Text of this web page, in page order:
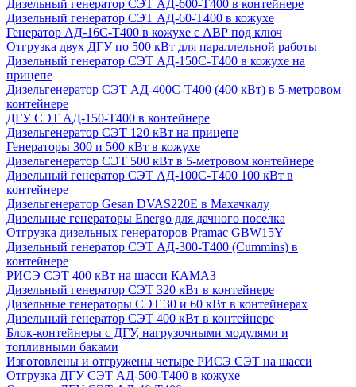
Дизельный генератор СЭТ АД-600-Т400 в контейнере
Дизельный генератор СЭТ АД-60-Т400 в кожухе
Генератор АД-16С-Т400 в кожухе с АВР под ключ
Отгрузка двух ДГУ по 500 кВт для параллельной работы
Дизельный генератор СЭТ АД-150С-Т400 в кожухе на
прицепе
Дизельгенератор СЭТ АД-400С-Т400 (400 кВт) в 5-метровом
контейнере
ДГУ СЭТ АД-150-Т400 в контейнере
Дизельгенератор СЭТ 120 кВт на прицепе
Генераторы 300 и 500 кВт в кожухе
Дизельгенератор СЭТ 500 кВт в 5-метровом контейнере
Дизельный генератор СЭТ АД-100С-Т400 100 кВт в
контейнере
Дизельгенератор Gesan DVAS220E в Махачкалу
Дизельные генераторы Energo для дачного поселка
Отгрузка дизельных генераторов Pramac GВW15Y
Дизельный генератор СЭТ АД-300-Т400 (Cummins) в
контейнере
РИСЭ СЭТ 400 кВт на шасси КАМАЗ
Дизельный генератор СЭТ 320 кВт в контейнере
Дизельные генераторы СЭТ 30 и 60 кВт в контейнерах
Дизельный генератор СЭТ 400 кВт в контейнере
Блок-контейнеры с ДГУ, нагрузочными модулями и
топливными баками
Изготовлены и отгружены четыре РИСЭ СЭТ на шасси
Отгрузка ДГУ СЭТ АД-500-Т400 в кожухе